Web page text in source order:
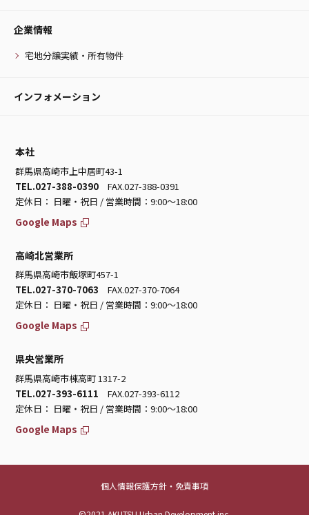
企業情報
宅地分譲実績・所有物件
インフォメーション
本社
群馬県高崎市上中居町43-1
TEL.027-388-0390 FAX.027-388-0391
定休日： 日曜・祝日 / 営業時間：9:00～18:00
Google Maps
高崎北営業所
群馬県高崎市飯塚町457-1
TEL.027-370-7063 FAX.027-370-7064
定休日： 日曜・祝日 / 営業時間：9:00～18:00
Google Maps
県央営業所
群馬県高崎市棟高町 1317-2
TEL.027-393-6111 FAX.027-393-6112
定休日： 日曜・祝日 / 営業時間：9:00～18:00
Google Maps
個人情報保護方針・免責事項